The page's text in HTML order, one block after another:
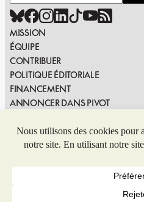
MISSION
ÉQUIPE
CONTRIBUER
POLITIQUE ÉDITORIALE
FINANCEMENT
ANNONCER DANS PIVOT
SIGNALER UNE ERREUR
NOUS JOINDRE